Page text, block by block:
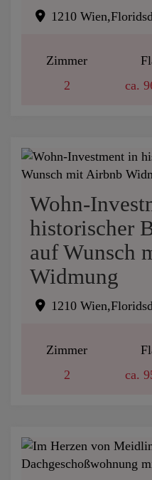
1210
Zimmer
2
ca.
Wohn-
historischer
auf Wunsch
Widmung
1210
Zimmer
2
ca.